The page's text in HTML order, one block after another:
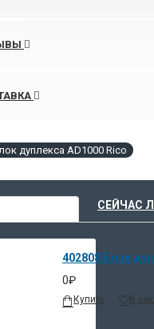
дуплекса AD1000 Rico
СЕЙЧАС
402808 Блок
0₽
Купить В